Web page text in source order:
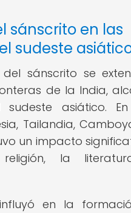
sánscrito en las
sudeste
del sánscrito se
de la India,
sudeste asiático.
Tailandia,
un impacto
la
en la